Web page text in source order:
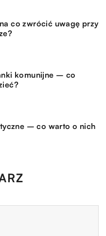
co zwrócić uwagę przy
komunijne – co
– co warto o nich